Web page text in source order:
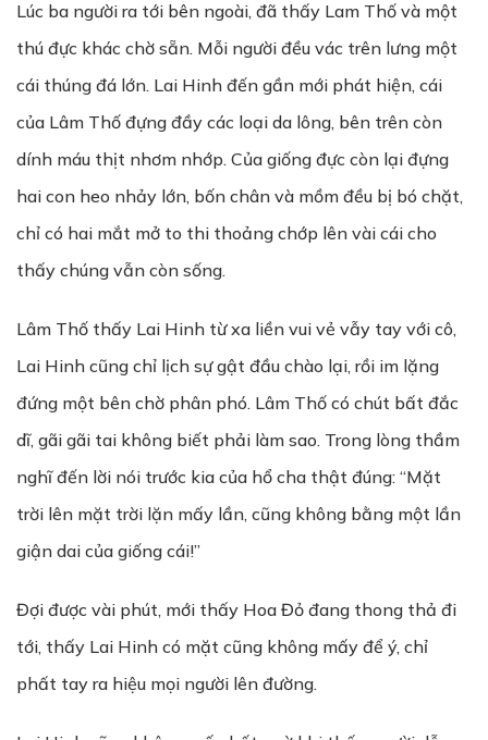
Lúc ba người ra tới bên ngoài, đã thấy Lam Thố và một
thú đực khác chờ sẵn. Mỗi người đều vác trên lưng một
cái thúng đá lớn. Lai Hinh đến gần mới phát hiện, cái
của Lâm Thố đựng đầy các loại da lông, bên trên còn
dính máu thịt nhơm nhớp. Của giống đực còn lại đựng
hai con heo nhảy lớn, bốn chân và mồm đều bị bó chặt,
chỉ có hai mắt mở to thi thoảng chớp lên vài cái cho
thấy chúng vẫn còn sống.
Lâm Thố thấy Lai Hinh từ xa liền vui vẻ vẫy tay với cô,
Lai Hinh cũng chỉ lịch sự gật đầu chào lại, rồi im lặng
đứng một bên chờ phân phó. Lâm Thố có chút bất đắc
dĩ, gãi gãi tai không biết phải làm sao. Trong lòng thầm
nghĩ đến lời nói trước kia của hổ cha thật đúng: “Mặt
trời lên mặt trời lặn mấy lần, cũng không bằng một lần
giận dai của giống cái!”
Đợi được vài phút, mới thấy Hoa Đỏ đang thong thả đi
tới, thấy Lai Hinh có mặt cũng không mấy để ý, chỉ
phất tay ra hiệu mọi người lên đường.